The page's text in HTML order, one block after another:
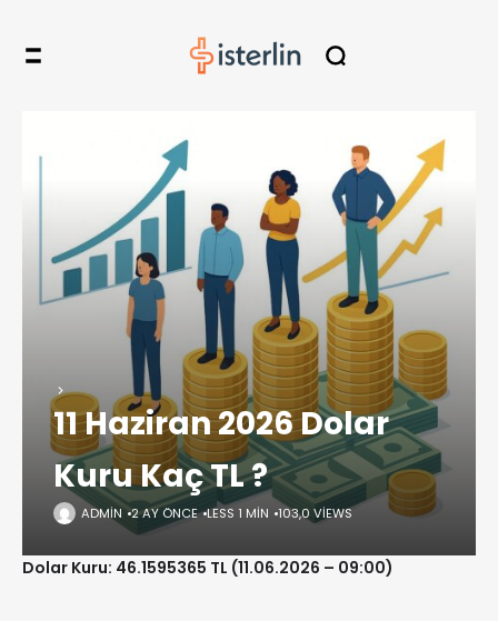
11 Haziran 2026 Dolar
Kuru Kaç TL ?
ADMIN 2 AY ÖNCE LESS 1 MIN 103,0 VIEWS
Dolar Kuru: 46.1595365 TL (11.06.2026 – 09:00)